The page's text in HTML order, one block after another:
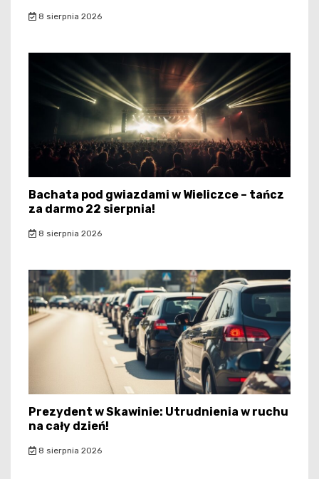
8 sierpnia 2026
Bachata pod gwiazdami w Wieliczce – tańcz
za darmo 22 sierpnia!
8 sierpnia 2026
Prezydent w Skawinie: Utrudnienia w ruchu
na cały dzień!
8 sierpnia 2026